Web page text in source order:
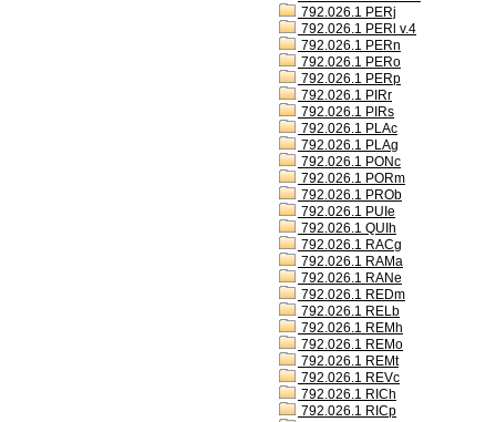
792.026.1 PERj
792.026.1 PERl v.4
792.026.1 PERn
792.026.1 PERo
792.026.1 PERp
792.026.1 PIRr
792.026.1 PIRs
792.026.1 PLAc
792.026.1 PLAg
792.026.1 PONc
792.026.1 PORm
792.026.1 PROb
792.026.1 PUIe
792.026.1 QUIh
792.026.1 RACg
792.026.1 RAMa
792.026.1 RANe
792.026.1 REDm
792.026.1 RELb
792.026.1 REMh
792.026.1 REMo
792.026.1 REMt
792.026.1 REVc
792.026.1 RICh
792.026.1 RICp